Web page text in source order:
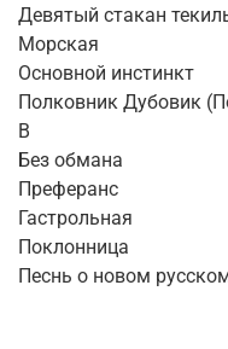
Девятый стакан
Морская
Основной инстинкт
Полковник Дубовик
B
Без обмана
Преферанс
Гастрольная
Поклонница
Песнь о новом